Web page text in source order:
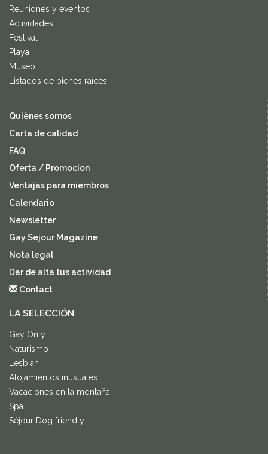
Reuniones y eventos
Actividades
Festival
Playa
Museo
Listados de bienes raíces
Quiènes somos
Carta de calidad
FAQ
Oferta / Promocion
Ventajas para miembros
Calendario
Newsletter
Gay Sejour Magazine
Nota legal
Dar de alta tus actividad
Contact
LA SELECCIÓN
Gay Only
Naturismo
Lesbian
Alojamientos inusuales
Vacaciones en la montaña
Spa
Séjour Dog friendly